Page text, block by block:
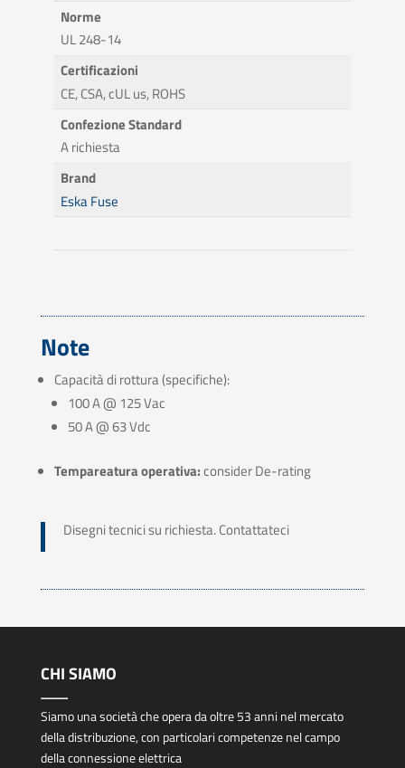
Norme
UL 248-14
Certificazioni
CE, CSA, cUL us, ROHS
Confezione Standard
A richiesta
Brand
Eska Fuse
Note
Capacità di rottura (specifiche):
100 A @ 125 Vac
50 A @ 63 Vdc
Tempareatura operativa:consider De-rating
Disegni tecnici su richiesta. Contattateci
CHI SIAMO
Siamo una società che opera da oltre 53 anni nel mercato
della distribuzione, con particolari competenze nel campo
della connessione elettrica